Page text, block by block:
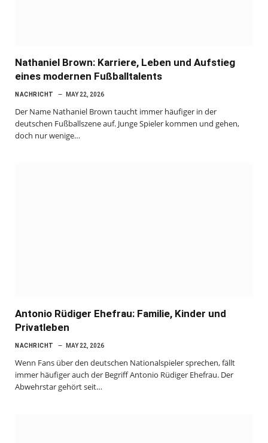
Nathaniel Brown: Karriere, Leben und Aufstieg
eines modernen Fußballtalents
NACHRICHT MAY 22, 2026
Der Name Nathaniel Brown taucht immer häufiger in der
deutschen Fußballszene auf. Junge Spieler kommen und gehen,
doch nur wenige…
Antonio Rüdiger Ehefrau: Familie, Kinder und
Privatleben
NACHRICHT MAY 22, 2026
Wenn Fans über den deutschen Nationalspieler sprechen, fällt
immer häufiger auch der Begriff Antonio Rüdiger Ehefrau. Der
Abwehrstar gehört seit…